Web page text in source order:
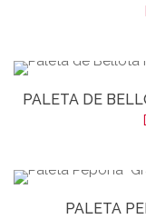
PALETA DE
PALETA